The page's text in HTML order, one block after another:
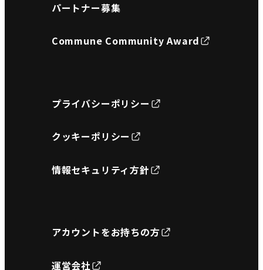
パートナー募集
Commune Community Award
プライバシーポリシー
クッキーポリシー
情報セキュリティ方針
アカウントをお持ちの方
運営会社